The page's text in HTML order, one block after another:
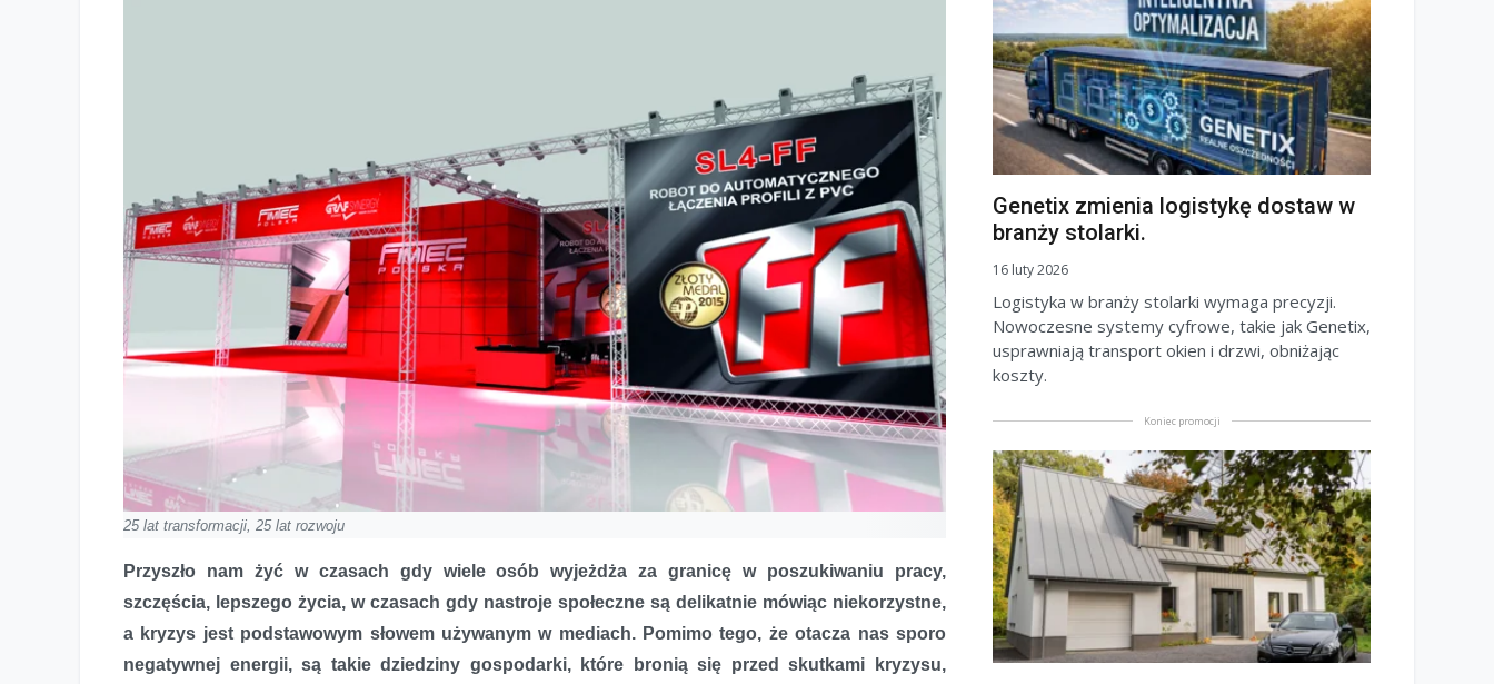
25 lat transformacji, 25 lat rozwoju
Przyszło nam żyć w czasach gdy wiele osób wyjeżdża za granicę w poszukiwaniu pracy,
szczęścia, lepszego życia, w czasach gdy nastroje społeczne są delikatnie mówiąc niekorzystne,
a kryzys jest podstawowym słowem używanym w mediach. Pomimo tego, że otacza nas sporo
negatywnej energii, są takie dziedziny gospodarki, które bronią się przed skutkami kryzysu,
Genetix zmienia logistykę dostaw w
branży stolarki.
16 luty 2026
Logistyka w branży stolarki wymaga precyzji.
Nowoczesne systemy cyfrowe, takie jak Genetix,
usprawniają transport okien i drzwi, obniżając
koszty.
Koniec promocji